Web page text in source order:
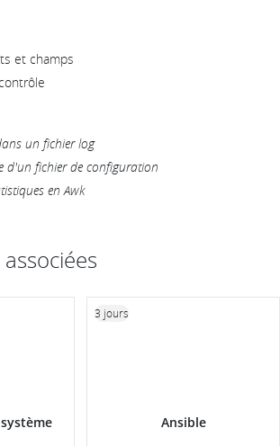
et champs
un fichier log
d'un fichier de configuration
en Awk
Ansible
3 jours